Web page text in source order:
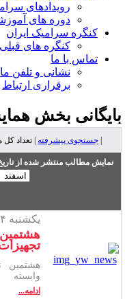
رویدادهای
دوره های
کنگره سرامیک ایران
کنگره های قبلی
تماس با ما
نشانی و تلفن ما
برقراری ارتباط
بخش
جستجوی پیشرفته| تعداد کل مطالب: 74 | تعداد کل بازدید
نمایش مطالب منتشر شده از تاریخ
یکشنبه ۱۴ دی ۱۴۰۴ -
هشتمین
هشتمین
وابسته
ادامه...